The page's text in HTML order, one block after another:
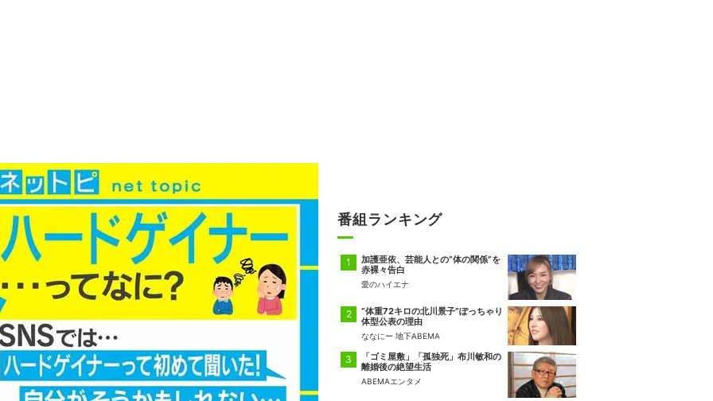
番組ランキング
加護亜依、芸能人との“体の関係”を
赤裸々告白
愛のハイエナ
“体重72キロの北川景子”ぽっちゃり
体型公表の理由
ななにー 地下ABEMA
「ゴミ屋敷」「孤独死」布川敏和の
離婚後の絶望生活
ABEMAエンタメ